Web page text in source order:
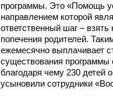
программы. Это «Помощь
направлением которой
ответственный шаг –
попечения родителей.
ежемесячно выплачивает
существования программы
благодаря чему 230 детей
усыновили сотрудники